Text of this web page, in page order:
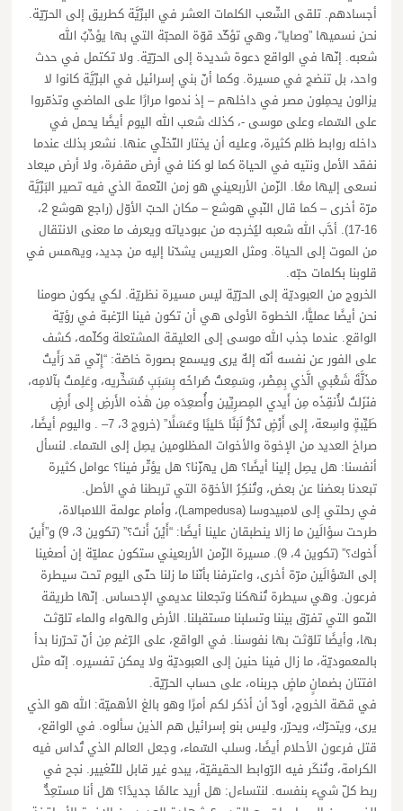
أجسادهم. تلقى الشّعب الكلمات العشر في البرِّيَّة كطريق إلى الحرّيّة.
نحن نسميها ”وصايا“، وهي تؤكّد قوّة المحبّة التي بها يؤدِّبُ الله
شعبه. إنّها في الواقع دعوة شديدة إلى الحرّيّة. ولا تكتمل في حدث
واحد، بل تنضج في مسيرة. وكما أنّ بني إسرائيل في البرِّيَّة كانوا لا
يزالون يحمِلون مصر في داخلهم – إذ ندموا مرارًا على الماضي وتذمّروا
على السّماء وعلى موسى -، كذلك شعب الله اليوم أيضًا يحمل في
داخله روابط ظلم كثيرة، وعليه أن يختار التّخلّي عنها. نشعر بذلك عندما
نفقد الأمل ونتيه في الحياة كما لو كنا في أرض مقفرة، ولا أرض ميعاد
نسعى إليها معًا. الزّمن الأربعيني هو زمن النّعمة الذي فيه تصير البَرِّيَّة
مرّة أخرى – كما قال النّبي هوشع – مكان الحبّ الأوّل (راجع هوشع 2،
16-17). أدَّب الله شعبه ليُخرجه من عبودياته ويعرف ما معنى الانتقال
من الموت إلى الحياة. ومثل العريس يشدّنا إليه من جديد، ويهمس في
قلوبنا بكلمات حبّه.
الخروج من العبوديّة إلى الحرّيّة ليس مسيرة نظريّة. لكي يكون صومنا
نحن أيضًا عمليًّا، الخطوة الأولى هي أن تكون فينا الرّغبة في رؤيّة
الواقع. عندما جذب الله موسى إلى العليقة المشتعلة وكلّمه، كشف
على الفور عن نفسه أنّه إلهٌ يرى ويسمع بصورة خاصّة: “إِنّي قد رَأَيتُ
مذَلَّةَ شَعْبي الَّذي بِمِصْر، وسَمِعتُ صُراخَه بِسَبَبِ مُسَخِّريه، وعَلِمتُ بآلامِه،
فنَزَلتُ لأُنقِذَه مِن أَيدي المِصرِيِّين وأُصعِدَه مِن هٰذه الأَرضِ إِلى أَرضٍ
طَيِّبةٍ واسِعة، إِلى أَرْضٍ تَدُرُّ لَبَنًا حَليبًا وعَسَلًا” (خروج 3، 7– . واليوم أيضًا،
صراخ العديد من الإخوة والأخوات المظلومين يصِل إلى السّماء. لنسأل
أنفسنا: هل يصِل إلينا أيضًا؟ هل يهزّنا؟ هل يؤثّر فينا؟ عوامل كثيرة
تبعدنا بعضنا عن بعض، وتُنكِرُ الأخوّة التي تربطنا في الأصل.
في رحلتي إلى لامبيدوسا (Lampedusa)، وأمام عولمة اللامبالاة،
طرحت سؤالَين ما زالا ينطبقان علينا أيضًا: “أَيْنَ أَنتَ؟” (تكوين 3، 9) و”أَينَ
أَخوك؟” (تكوين 4، 9). مسيرة الزّمن الأربعيني ستكون عمليّة إن أصغينا
إلى السّؤالَين مرّة أخرى، واعترفنا بأنّنا ما زلنا حتّى اليوم تحت سيطرة
فرعون. وهي سيطرة تُنهكنا وتجعلنا عديمي الإحساس. إنّها طريقة
النّمو التي تفرّق بيننا وتسلبنا مستقبلنا. الأرض والهواء والماء تلوّثت
بها، وأيضًا تلوّثت بها نفوسنا. في الواقع، على الرّغم مِن أنّ تحرّرنا بدأ
بالمعموديّة، ما زال فينا حنين إلى العبوديّة ولا يمكن تفسيره. إنّه مثل
افتتان بضمانٍ ماضٍ جربناه، على حساب الحرّيّة.
في قصّة الخروج، أودّ أن أذكر لكم أمرًا وهو بالغ الأهميّة: الله هو الذي
يرى، ويتحرّك، ويحرّر، وليس بنو إسرائيل هم الذين سألوه. في الواقع،
قتل فرعون الأحلام أيضًا، وسلب السّماء، وجعل العالم الذي تُداس فيه
الكرامة، وتُنكَر فيه الرّوابط الحقيقيّة، يبدو غير قابل للتّغيير. نجح في
ربط كلّ شيء بنفسه. لنتساءل: هل أريد عالمًا جديدًا؟ هل أنا مستعِدٌّ